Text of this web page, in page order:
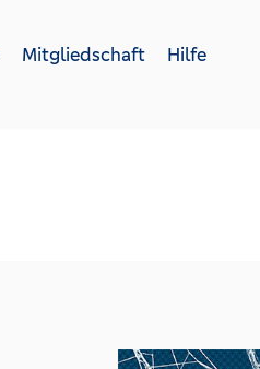
Mitgliedschaft Hilfe